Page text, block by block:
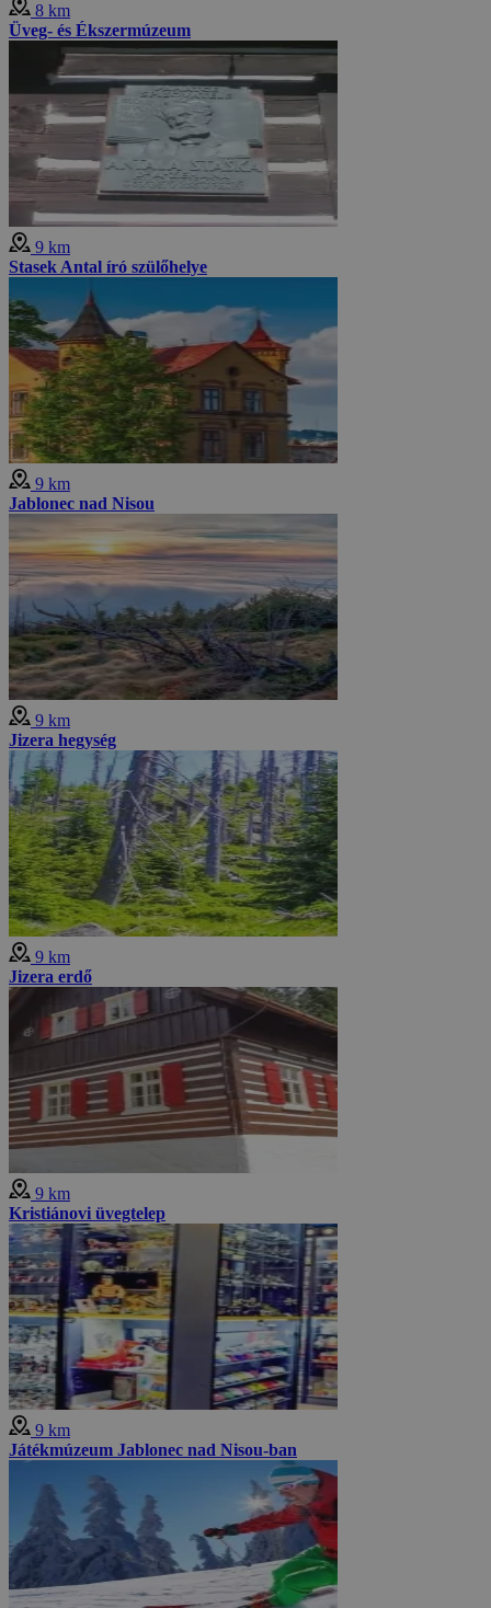
8 km
Üveg- és Ékszermúzeum
9 km
Stasek Antal író szülőhelye
9 km
Jablonec nad Nisou
9 km
Jizera hegység
9 km
Jizera erdő
9 km
Kristiánovi üvegtelep
9 km
Játékmúzeum Jablonec nad Nisou-ban